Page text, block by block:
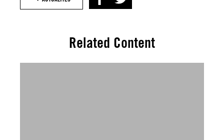
Related Content